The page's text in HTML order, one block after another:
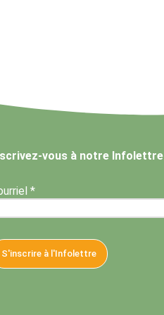
vous à notre Infolettre
*